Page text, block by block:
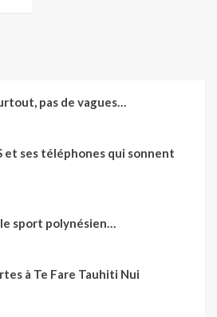
pas de vagues…
et ses téléphones qui sonnent
sport polynésien…
à Te Fare Tauhiti Nui